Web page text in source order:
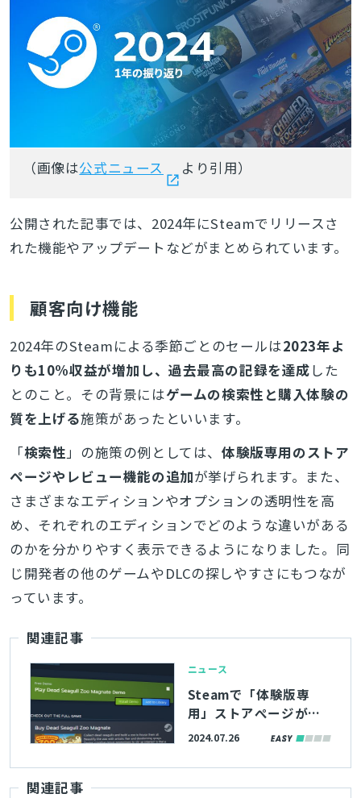
（画像は公式ニュース より引用）
公開された記事では、2024年にSteamでリリースさ
れた機能やアップデートなどがまとめられています。
顧客向け機能
2024年のSteamによる季節ごとのセールは2023年よ
りも10%収益が増加し、過去最高の記録を達成 した
とのこと。その背景にはゲームの検索性と購入体験の
質を上げる施策があったといいます。
「検索性」の施策の例としては、 体験版専用のストア
ページやレビュー機能の追加が挙げられます。また、
さまざまなエディションやオプションの透明性を高
め、それぞれのエディションでどのような違いがある
のかを分かりやすく表示できるようになりました。同
じ開発者の他のゲームやDLCの探しやすさにもつなが
っています。
関連記事
ニュース
Steamで「体験版専
用」ストアぺージが開
設可能に。体験版単独
になり、「話題の新
作」チャートにも載る
2024.07.26
関連記事